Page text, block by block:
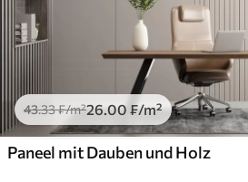
43.33₣/m²26.00 ₣/m²
Paneel mit Dauben und Holz